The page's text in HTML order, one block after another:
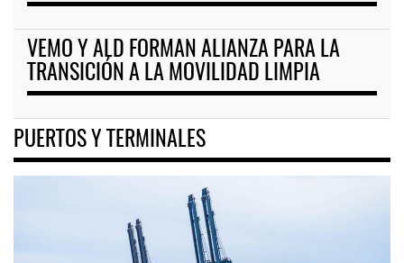
VEMO Y ALD FORMAN ALIANZA PARA LA
TRANSICIÓN A LA MOVILIDAD LIMPIA
PUERTOS Y TERMINALES